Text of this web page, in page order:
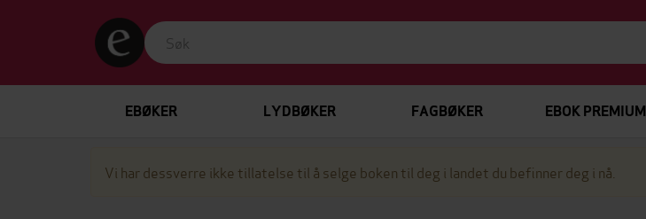
EBØKER LYDBØKER FAGBØKER EBOK PREMIUM
Vi har dessverre ikke tillatelse til å selge boken til deg i landet du befinner deg i nå.